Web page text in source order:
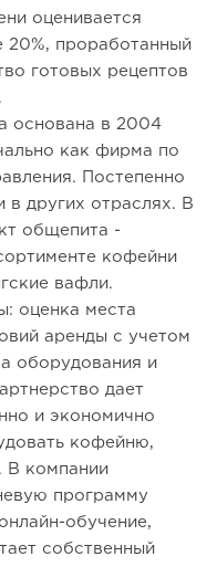
оценивается
20%, проработанный
готовых рецептов
основана в 2004
как фирма по
Постепенно
в других отраслях. В
общепита -
кофейни
вафли.
оценка места
аренды с учетом
оборудования и
дает
и экономично
кофейню,
В компании
программу
обучение,
собственный